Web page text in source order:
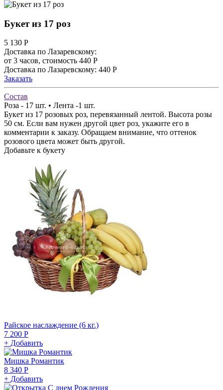
Букет из 17 роз
5 130 Р
Доставка по Лазаревскому:
от 3 часов, стоимость 440 Р
Доставка по Лазаревскому: 440 Р
Заказать
Состав
Роза - 17 шт. • Лента -1 шт.
Букет из 17 розовых роз, перевязанный лентой. Высота розы
50 см. Если вам нужен другой цвет роз, укажите его в
комментарии к заказу. Обращаем внимание, что оттенок
розового цвета может быть другой.
Добавьте к букету
Райское наслаждение (6 кг.)
7 200 Р
+ Добавить
Мишка Романтик
8 340 Р
+ Добавить